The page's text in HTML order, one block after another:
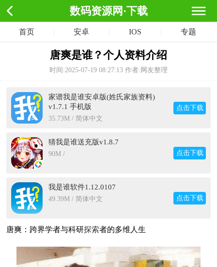
数码资源网·下载
首页 安卓 IOS 专题
唐爽是谁？个人资料介绍
时间:2025-07-19 08:27:13 作者:网友整理
家谱我是谁安卓版(姓氏家族资料)
v1.7.1 手机版
35.73M / 简体中文
点击下载
猜我是谁送充版v1.8.7
90M / 点击下载
我是谁软件1.12.0107
49.39M / 简体中文 点击下载
唐爽：跨界学者与科研探索者的多维人生